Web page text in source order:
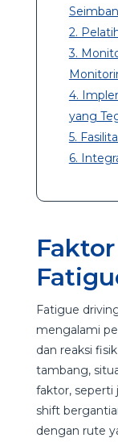
2.
3.
4.
yang
5.
6.
Fatigue
mengalami
dan reaksi
tambang,
faktor, seperti
shift
dengan rute